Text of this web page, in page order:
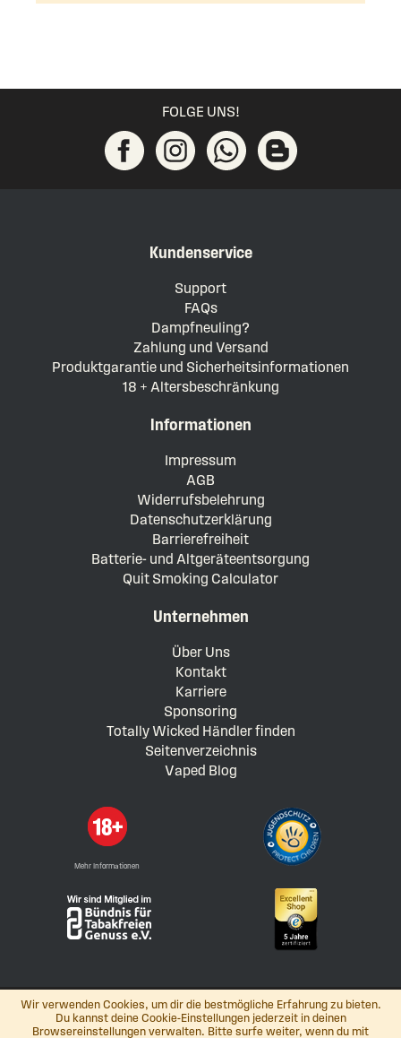
Wir verwenden Cookies, um dir die bestmögliche Erfahrung zu bieten.
Du kannst deine Cookie-Einstellungen jederzeit in deinen
Browsereinstellungen verwalten. Bitte surfe weiter, wenn du mit
FOLGE UNS!
Kundenservice
Support
FAQs
Dampfneuling?
Zahlung und Versand
Produktgarantie und Sicherheitsinformationen
18 + Altersbeschränkung
Informationen
Impressum
AGB
Widerrufsbelehrung
Datenschutzerklärung
Barrierefreiheit
Batterie- und Altgeräteentsorgung
Quit Smoking Calculator
Unternehmen
Über Uns
Kontakt
Karriere
Sponsoring
Totally Wicked Händler finden
Seitenverzeichnis
Vaped Blog
Mehr Informationen